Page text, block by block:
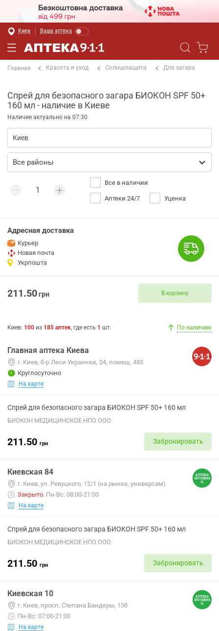
Киев Ваша аптека
Главная Красота и уход Солнцезащита Для загара
Спрей для безопасного загара БИОКОН SPF 50+
160 мл - наличие в Киеве
Наличие актуально на 07:30
Все в наличии
Аптеки 24/7 Уценка
Адресная доставка
Курьер
Новая почта
Укрпошта
211.50грн В корзину
Киев: 100 из 185 аптек, где есть 1 шт. По наличию
Главная аптека Киева
г. Киев, б-р Леси Украинки, 24, помещ. 483
Круглосуточно
На карте
Спрей для безопасного загара БИОКОН SPF 50+ 160 мл
БИОКОН МЕДИЦИНСКОЕ НПО ООО
211.50 грн Забронировать
Киевская 84
г. Киев, ул. Ревуцкого, 12/1 (на рынке, универсам)
Закрыто. Пн-Вс: 08:00-21:00
На карте
Спрей для безопасного загара БИОКОН SPF 50+ 160 мл
БИОКОН МЕДИЦИНСКОЕ НПО ООО
211.50 грн Забронировать
Киевская 10
г. Киев, просп. Степана Бандеры, 10б
Пн-Вс: 07:00-21:00
На карте